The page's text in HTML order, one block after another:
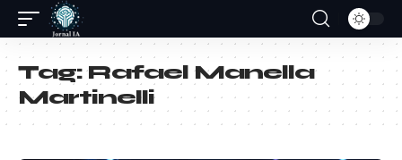
Tag:Rafael Manella
Martinelli